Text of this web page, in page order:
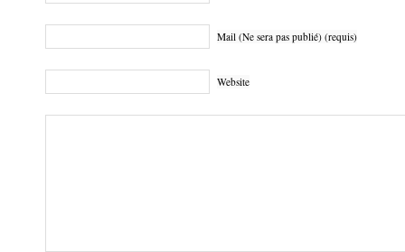
Mail (Ne sera pas publié) (requis)
Website